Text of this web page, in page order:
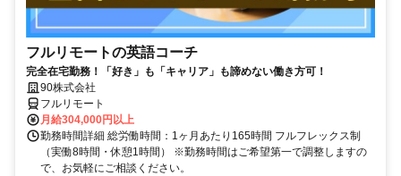
フルリモートの英語コーチ
完全在宅勤務！「好き」も「キャリア」も諦めない働き方可！
90株式会社
フルリモート
月給304,000円以上
勤務時間詳細 総労働時間：1ヶ月あたり165時間 フルフレックス制
（実働8時間・休憩1時間） ※勤務時間はご希望第一で調整しますの
で、お気軽にご相談ください。